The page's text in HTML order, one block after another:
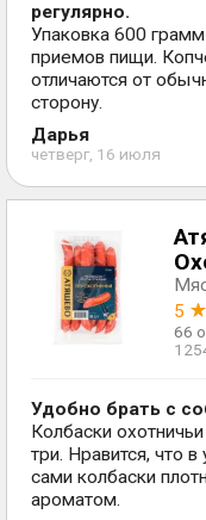
регулярно.
Упаковка 600
приемов пищи.
отличаются от
сторону.
Дарья
четверг, 16 июля
5
66
Удобно брать с
Колбаски
три. Нравится, что
сами колбаски
ароматом.